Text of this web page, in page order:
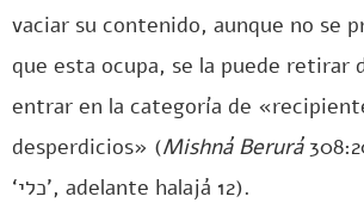
vaciar su contenido, aunque no se
que esta ocupa, se la puede retirar
entrar en la categoría de
desperdicios» (Mishná Berurá
‘כלי’, adelante halajá 12).